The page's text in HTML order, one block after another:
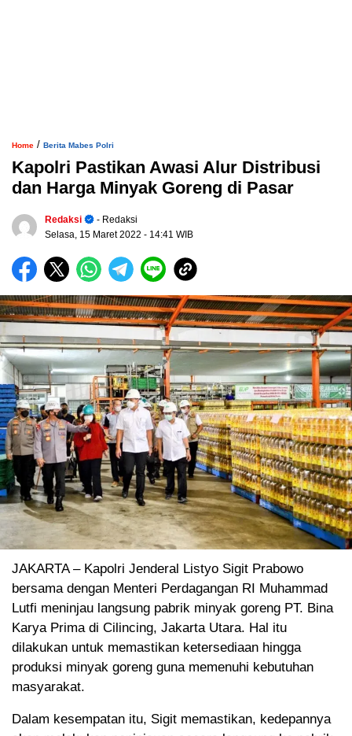
Home / Berita Mabes Polri
Kapolri Pastikan Awasi Alur Distribusi
dan Harga Minyak Goreng di Pasar
Redaksi
- Redaksi
Selasa, 15 Maret 2022 - 14:41 WIB
JAKARTA – Kapolri Jenderal Listyo Sigit Prabowo
bersama dengan Menteri Perdagangan RI Muhammad
Lutfi meninjau langsung pabrik minyak goreng PT. Bina
Karya Prima di Cilincing, Jakarta Utara. Hal itu
dilakukan untuk memastikan ketersediaan hingga
produksi minyak goreng guna memenuhi kebutuhan
masyarakat.
Dalam kesempatan itu, Sigit memastikan, kedepannya